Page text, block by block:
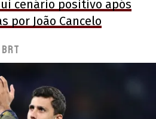
cenário positivo após
por João Cancelo